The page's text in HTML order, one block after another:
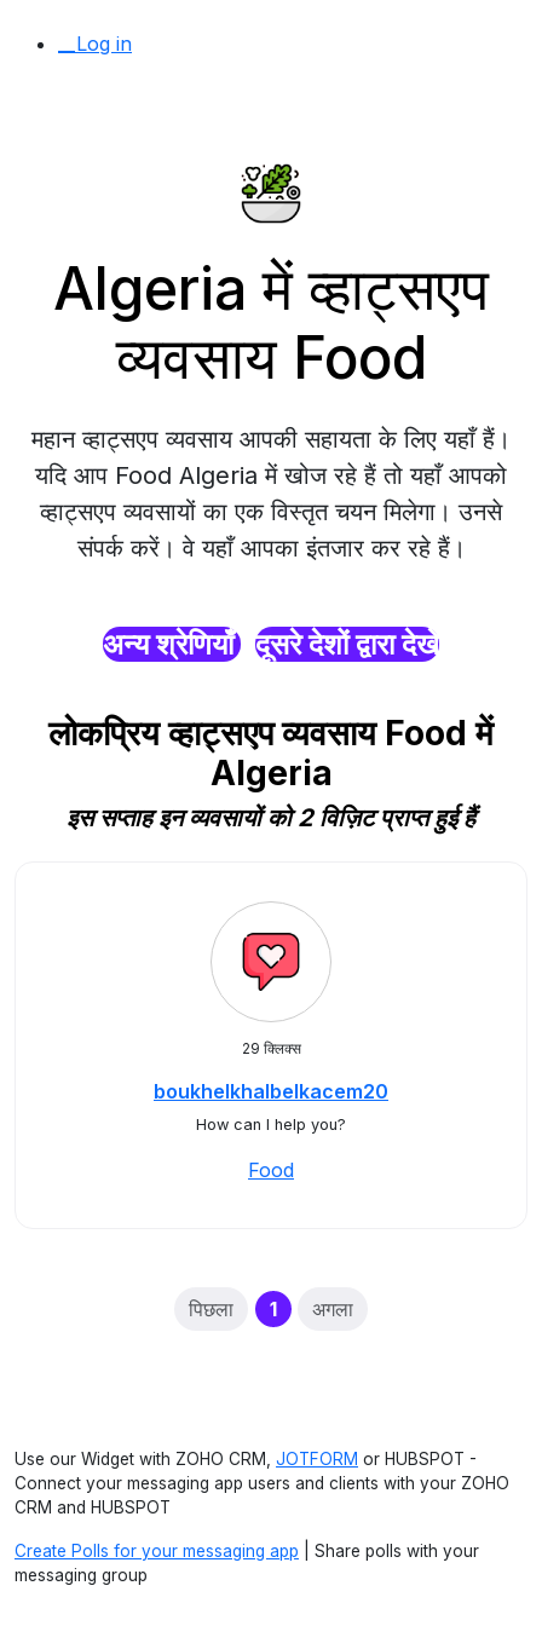
__Log in
Algeria में व्हाट्सएप
व्यवसाय Food
महान व्हाट्सएप व्यवसाय आपकी सहायता के लिए यहाँ हैं।
यदि आप Food Algeria में खोज रहे हैं तो यहाँ आपको
व्हाट्सएप व्यवसायों का एक विस्तृत चयन मिलेगा। उनसे
संपर्क करें। वे यहाँ आपका इंतजार कर रहे हैं।
अन्य श्रेणियाँ दूसरे देशों द्वारा देखें
लोकप्रिय व्हाट्सएप व्यवसाय Food में
Algeria
इस सप्ताह इन व्यवसायों को 2 विज़िट प्राप्त हुई हैं
29 क्लिक्स
boukhelkhalbelkacem20
How can I help you?
Food
पिछला 1(current)
अगला
Use our Widget with ZOHO CRM, JOTFORM or HUBSPOT -
Connect your messaging app users and clients with your ZOHO
CRM and HUBSPOT
Create Polls for your messaging app | Share polls with your
messaging group